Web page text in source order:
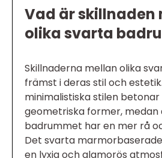
Vad är skillnaden
olika svarta
Skillnaderna mellan olika
främst i deras stil och
minimalistiska stilen
geometriska former, medan
badrummet har en mer rå
Det svarta
en lyxig och glamorös